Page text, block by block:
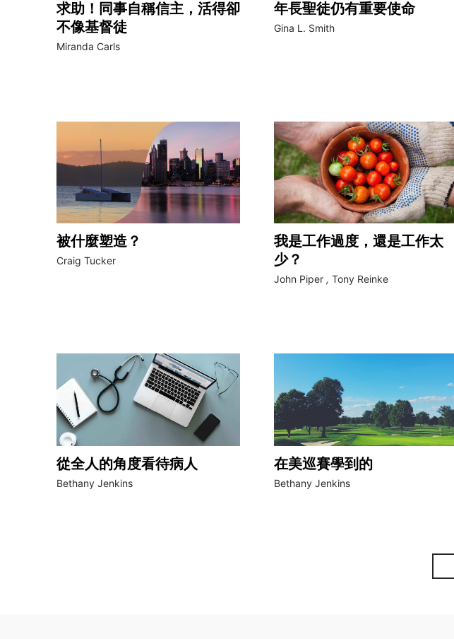
求助！同事自稱信主，活得卻
不像基督徒
Miranda Carls
年長聖徒仍有重要使命
Gina L. Smith
被什麼塑造？
Craig Tucker
我是工作過度，還是工作太
少？
John Piper , Tony Reinke
從全人的角度看待病人
Bethany Jenkins
在美巡賽學到的
Bethany Jenkins